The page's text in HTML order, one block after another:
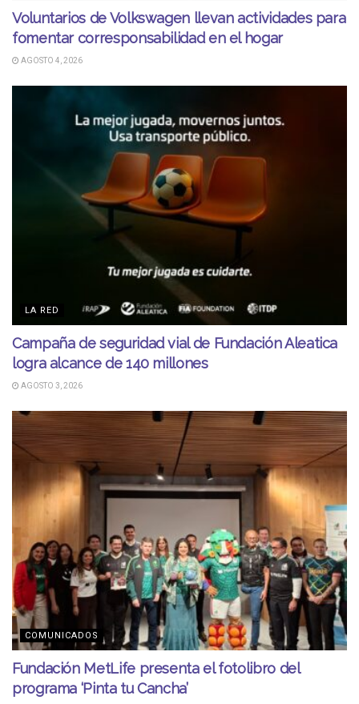
Voluntarios de Volkswagen llevan actividades para
fomentar corresponsabilidad en el hogar
AGOSTO 4, 2026
LA RED
Campaña de seguridad vial de Fundación Aleatica
logra alcance de 140 millones
AGOSTO 3, 2026
COMUNICADOS
Fundación MetLife presenta el fotolibro del
programa ‘Pinta tu Cancha’